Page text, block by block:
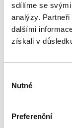
sdílíme se
analýzy.
dalšími
získali v
souhlasu
Nutné
Preferenční